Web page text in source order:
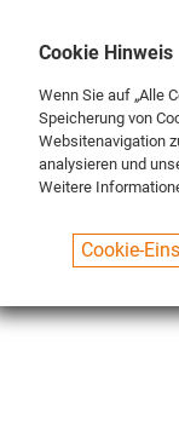
SPUELBOY.DE SHOP
Cookie Hinweis
Wenn Sie auf „Alle
Speicherung von
Websitenavigation
analysieren und
Weitere
Cookie-